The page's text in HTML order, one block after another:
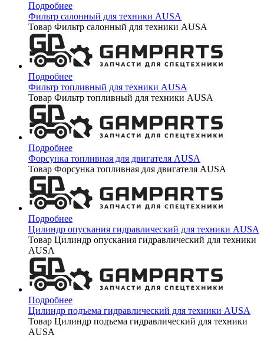
Подробнее
Фильтр салонный для техники AUSA
Товар Фильтр салонный для техники AUSA
Подробнее
Фильтр топливный для техники AUSA
Товар Фильтр топливный для техники AUSA
Подробнее
Форсунка топливная для двигателя AUSA
Товар Форсунка топливная для двигателя AUSA
Подробнее
Цилиндр опускания гидравлический для техники AUSA
Товар Цилиндр опускания гидравлический для техники
AUSA
Подробнее
Цилиндр подъема гидравлический для техники AUSA
Товар Цилиндр подъема гидравлический для техники
AUSA